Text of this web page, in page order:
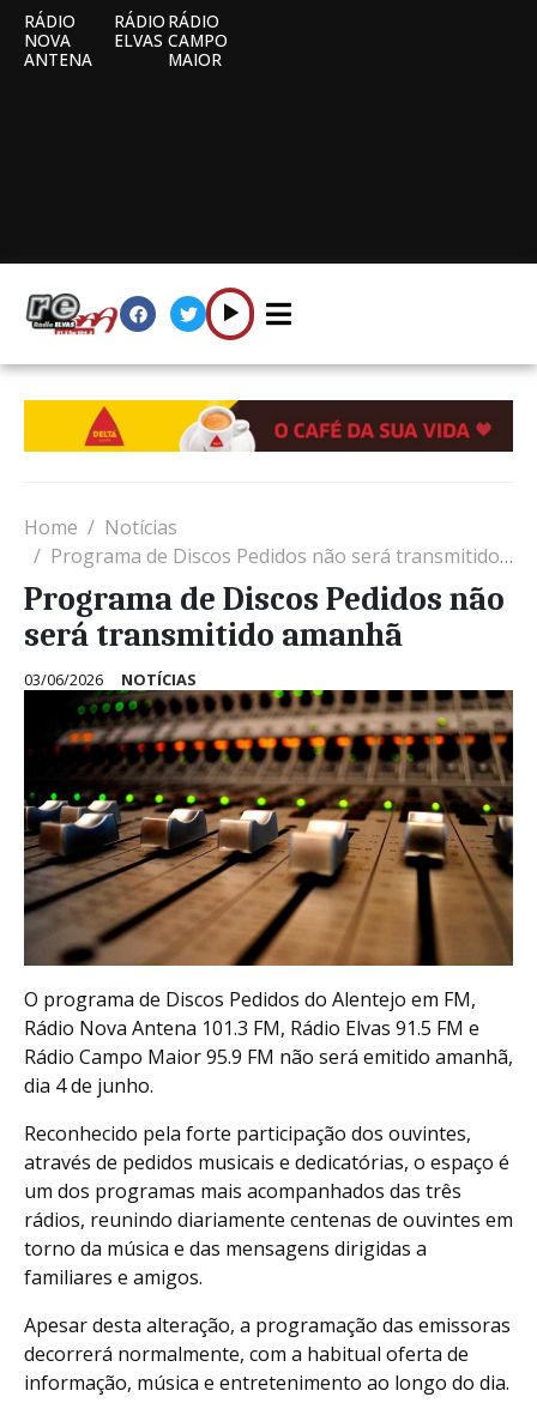
RÁDIO
NOVA
ANTENA
RÁDIO
ELVAS
RÁDIO
CAMPO
MAIOR
Home
Notícias
Programa de Discos Pedidos não será transmitido amanhã
Programa de Discos Pedidos não
será transmitido amanhã
03/06/2026 NOTÍCIAS
O programa de Discos Pedidos do Alentejo em FM,
Rádio Nova Antena 101.3 FM, Rádio Elvas 91.5 FM e
Rádio Campo Maior 95.9 FM não será emitido amanhã,
dia 4 de junho.
Reconhecido pela forte participação dos ouvintes,
através de pedidos musicais e dedicatórias, o espaço é
um dos programas mais acompanhados das três
rádios, reunindo diariamente centenas de ouvintes em
torno da música e das mensagens dirigidas a
familiares e amigos.
Apesar desta alteração, a programação das emissoras
decorrerá normalmente, com a habitual oferta de
informação, música e entretenimento ao longo do dia.